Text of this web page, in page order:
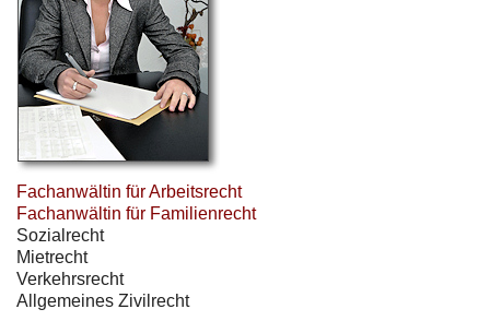
Fachanwältin für Arbeitsrecht
Fachanwältin für Familienrecht
Sozialrecht
Mietrecht
Verkehrsrecht
Allgemeines Zivilrecht